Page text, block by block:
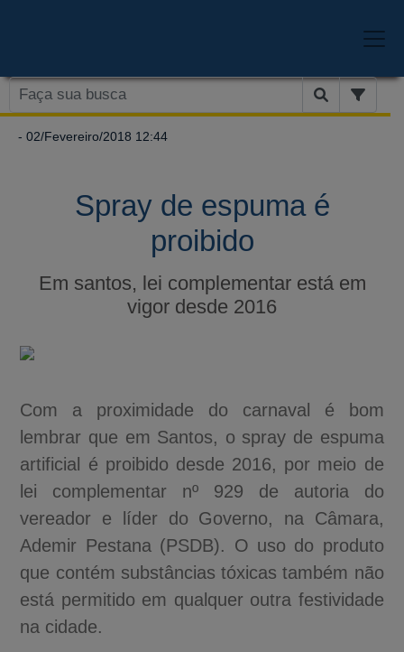
- 02/Fevereiro/2018 12:44
Spray de espuma é
proibido
Em santos, lei complementar está em
vigor desde 2016
Com a proximidade do carnaval é bom
lembrar que em Santos, o spray de espuma
artificial é proibido desde 2016, por meio de
lei complementar nº 929 de autoria do
vereador e líder do Governo, na Câmara,
Ademir Pestana (PSDB). O uso do produto
que contém substâncias tóxicas também não
está permitido em qualquer outra festividade
na cidade.